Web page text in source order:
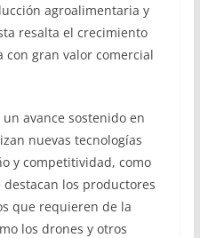
agroalimentaria y
resalta el crecimiento
gran valor comercial
avance sostenido en
nuevas tecnologías
y competitividad, como
destacan los productores
que requieren de la
los drones y otros